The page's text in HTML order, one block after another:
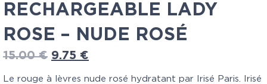
RECHARGEABLE LADY
ROSE – NUDE ROSÉ
15.00€ 9.75 €
Le rouge à lèvres nude rosé hydratant par Irisé Paris. Irisé